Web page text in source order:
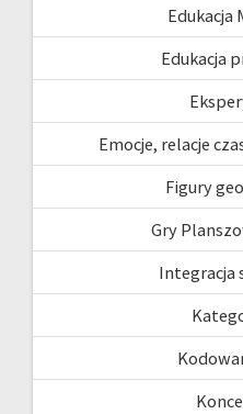
Edukacja
Edukacja
Emocje, relacje
Figury
Gry
Integracja